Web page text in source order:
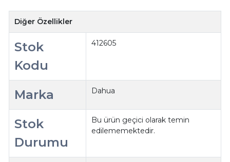
Diğer Özellikler
Stok
Kodu
412605
Marka Dahua
Stok
Durumu
Bu ürün geçici olarak temin
edilememektedir.